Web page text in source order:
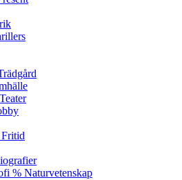
% Naturvetenskap